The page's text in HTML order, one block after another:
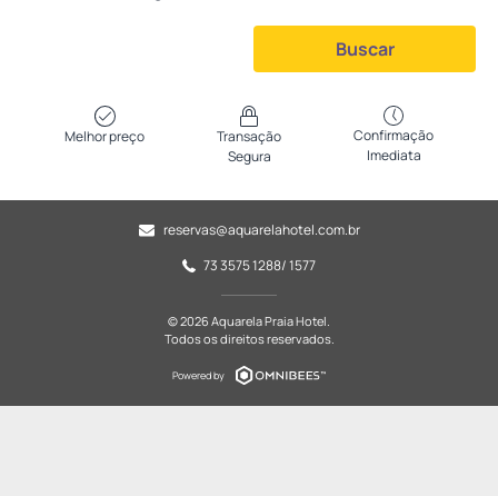
Buscar
Melhor preço
Transação
Segura
Confirmação
Imediata
reservas@aquarelahotel.com.br
73 3575 1288/ 1577
© 2026 Aquarela Praia Hotel.
Todos os direitos reservados.
Powered by